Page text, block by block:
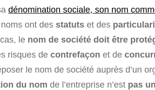
dénomination sociale, son nom
ont des statuts et des
le nom de société doit être
risques de contrefaçon et de
le nom de société auprès d’un
du nom de l’entreprise n’est pas